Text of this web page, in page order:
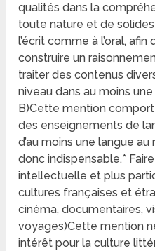
qualités dans la
toute nature et de solides
l’écrit comme à l’oral,
construire un
traiter des contenus
niveau dans au moins
B)Cette mention
des enseignements de
d’au moins une langue
donc indispensable.*
intellectuelle et plus
cultures françaises et
cinéma, documentaires,
voyages)Cette mention
intérêt pour la culture